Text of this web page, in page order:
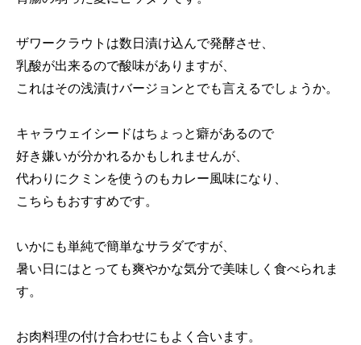
ザワークラウトは数日漬け込んで発酵させ、
乳酸が出来るので酸味がありますが、
これはその浅漬けバージョンとでも言えるでしょうか。
キャラウェイシードはちょっと癖があるので
好き嫌いが分かれるかもしれませんが、
代わりにクミンを使うのもカレー風味になり、
こちらもおすすめです。
いかにも単純で簡単なサラダですが、
暑い日にはとっても爽やかな気分で美味しく食べられま
す。
お肉料理の付け合わせにもよく合います。